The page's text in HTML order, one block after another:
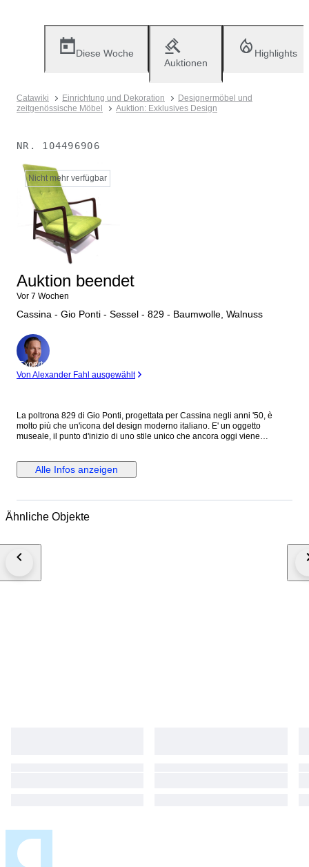
Diese Woche
Auktionen
Highlights
Catawiki Einrichtung und Dekoration
Designermöbel und
zeitgenössische Möbel
Auktion: Exklusives Design
NR. 104496906
Nicht mehr verfügbar
Auktion beendet
Vor 7 Wochen
Cassina - Gio Ponti - Sessel - 829 - Baumwolle, Walnuss
Experte
Von Alexander Fahl ausgewählt
La poltrona 829 di Gio Ponti, progettata per Cassina negli anni '50, è
molto più che un'icona del design moderno italiano. E' un oggetto
museale, il punto d'inizio di uno stile unico che ancora oggi viene
dell'ebanisteria del 900. Caratterizzata da un sistema meccanico
reclinabile, é un omaggio alla bellezza ed alla funzionalità, offrendo
quest'asta è stata realizzata in legno di noce massello giuntato e rifinita
massimo confort di seduta. Bibliografia: U.La Pietra, Gio Ponti, L’Arte si
di fare offerte
Alle Infos anzeigen
Ähnliche Objekte